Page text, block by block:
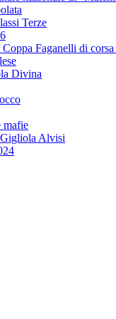
Terze
Coppa Faganelli di
Divina
mafie
Alvisi